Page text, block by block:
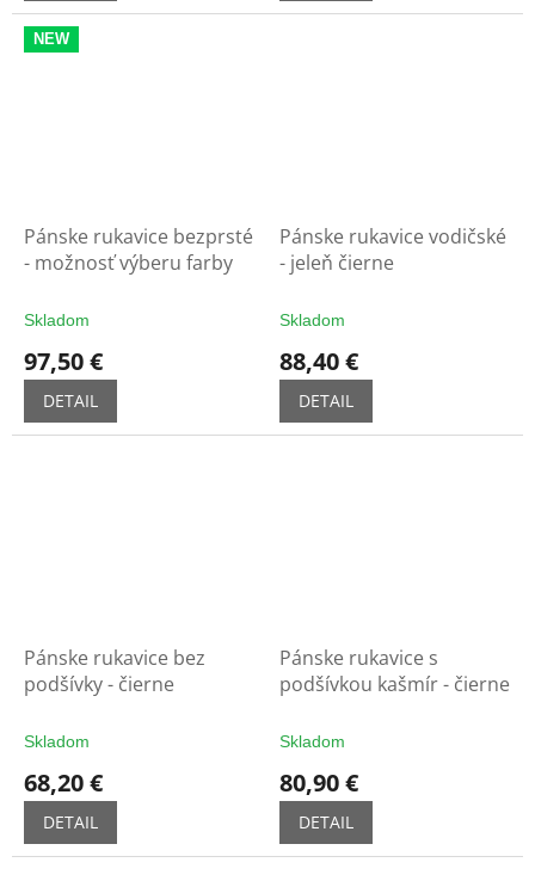
NEW
Pánske rukavice bezprsté
- možnosť výberu farby
Skladom
97,50 €
DETAIL
Pánske rukavice vodičské
- jeleň čierne
Skladom
88,40 €
DETAIL
Pánske rukavice bez
podšívky - čierne
Skladom
68,20 €
DETAIL
Pánske rukavice s
podšívkou kašmír - čierne
Skladom
80,90 €
DETAIL